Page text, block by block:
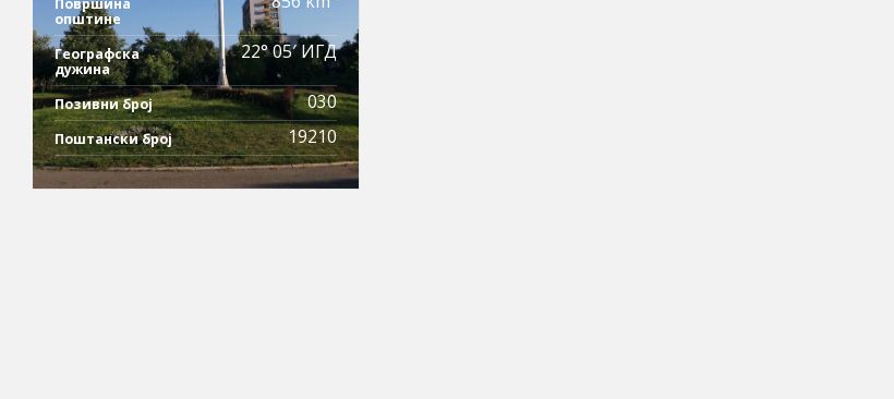
Површина
општине
Географска
дужина
22° 05′ ИГД
Позивни број 030
Поштански број 19210